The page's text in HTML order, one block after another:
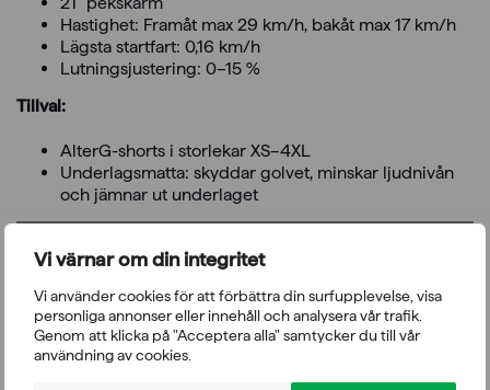
Vi värnar om din integritet
Vi använder cookies för att förbättra din surfupplevelse, visa
personliga annonser eller innehåll och analysera vår trafik.
Genom att klicka på "Acceptera alla" samtycker du till vår
användning av cookies.
Hastighet: Framåt max 29 km/h, bakåt max 17 km/h
Lägsta startfart: 0,16 km/h
Lutningsjustering: 0–15 %
Tillval:
AlterG-shorts i storlekar XS–4XL
Underlagsmatta: skyddar golvet, minskar ljudnivån
och jämnar ut underlaget
Vänligen acceptera funktionella, analys, annonsering